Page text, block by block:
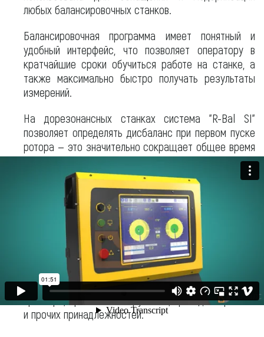
любых балансировочных станков.
Балансировочная программа имеет понятный и
удобный интерфейс, что позволяет оператору в
кратчайшие сроки обучиться работе на станке, а
также максимально быстро получать результаты
измерений.
На дорезонансных станках система "R-Bal SI"
позволяет определять дисбаланс при первом пуске
ротора — это значительно сокращает общее время
балансировки и исключает необходимость в
нескольких тарировочных пусках для выяснения
коэффициентов влияния, что особенно актуально
для роторов с высоким уровнем начального
дисбаланса.
Взаимодействие с системой измерения может
осуществляться как при помощи сенсорного
монитора, так и клавиатурой с мышью. Стойка
управления содержит отсек для установки
принтера, хранения инструмента, приводных ремней
и прочих принадлежностей.